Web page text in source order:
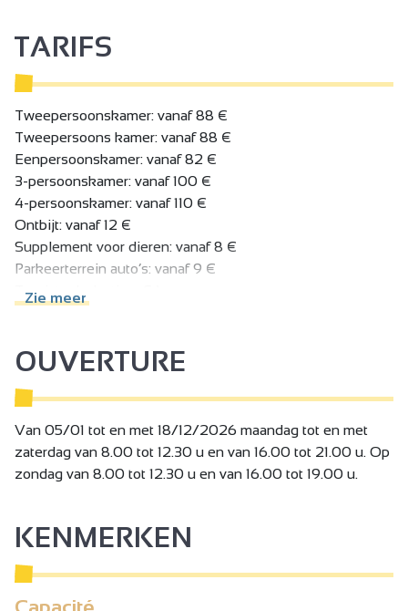
TARIFS
Tweepersoonskamer: vanaf 88 €
Tweepersoons kamer: vanaf 88 €
Eenpersoonskamer: vanaf 82 €
3-persoonskamer: vanaf 100 €
4-persoonskamer: vanaf 110 €
Ontbijt: vanaf 12 €
Supplement voor dieren: vanaf 8 €
Parkeerterrein auto’s: vanaf 9 €
Toeristenbelasting: € 1.
Zie meer
OUVERTURE
Van 05/01 tot en met 18/12/2026 maandag tot en met
zaterdag van 8.00 tot 12.30 u en van 16.00 tot 21.00 u. Op
zondag van 8.00 tot 12.30 u en van 16.00 tot 19.00 u.
KENMERKEN